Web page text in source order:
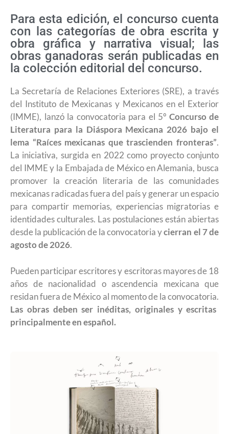
Para esta edición, el concurso cuenta
con las categorías de obra escrita y
obra gráfica y narrativa visual; las
obras ganadoras serán publicadas en
la colección editorial del concurso.
La Secretaría de Relaciones Exteriores (SRE), a través
del Instituto de Mexicanas y Mexicanos en el Exterior
(IMME), lanzó la convocatoria para el 5º Concurso de
Literatura para la Diáspora Mexicana 2026 bajo el
lema “Raíces mexicanas que trascienden fronteras”.
La iniciativa, surgida en 2022 como proyecto conjunto
del IMME y la Embajada de México en Alemania, busca
promover la creación literaria de las comunidades
mexicanas radicadas fuera del país y generar un espacio
para compartir memorias, experiencias migratorias e
identidades culturales. Las postulaciones están abiertas
desde la publicación de la convocatoria ycierran el 7 de
agosto de 2026.
Pueden participar escritores y escritoras mayores de 18
años de nacionalidad o ascendencia mexicana que
residan fuera de México al momento de la convocatoria.
Las obras deben ser inéditas, originales y escritas
principalmente en español.